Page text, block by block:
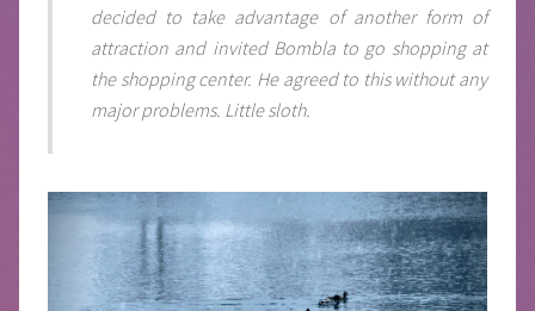
decided to take advantage of another form of
attraction and invited Bombla to go shopping at
the shopping center. He agreed to this without any
major problems. Little sloth.